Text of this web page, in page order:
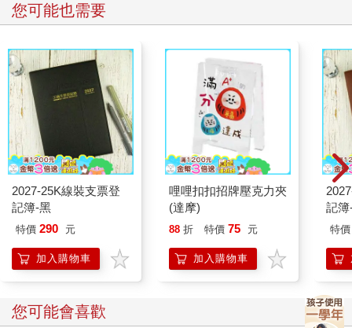
您可能也需要
2027-25K線裝支票登
記簿-黑
特價 290 元
加入購物車
哩哩扣扣招牌壓克力夾
(達摩)
88 折 特價 75 元
加入購物車
記簿
特價
您可能會喜歡